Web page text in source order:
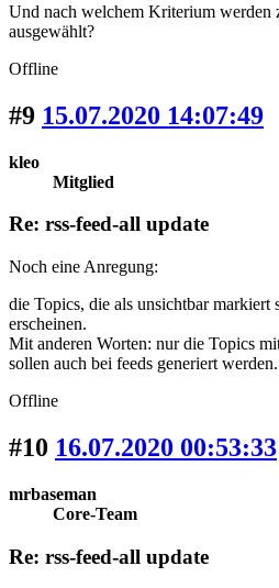
Und nach welchem Kriterium werden
ausgewählt?
Offline
#9 15.07.2020 14:07:49
kleo
Mitglied
Re: rss-feed-all update
Noch eine Anregung:
die Topics, die als unsichtbar markiert
erscheinen.
Mit anderen Worten: nur die Topics
sollen auch bei feeds generiert werden.
Offline
#10 16.07.2020 00:53:33
mrbaseman
Core-Team
Re: rss-feed-all update